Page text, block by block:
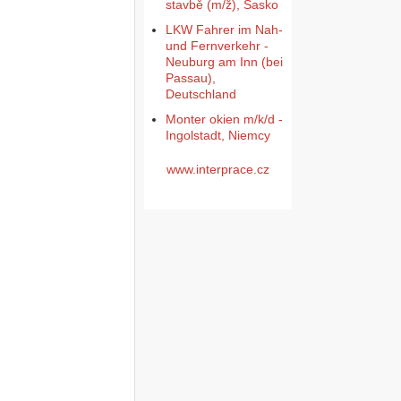
stavbě (m/ž), Sasko
LKW Fahrer im Nah-
und Fernverkehr -
Neuburg am Inn (bei
Passau),
Deutschland
Monter okien m/k/d -
Ingolstadt, Niemcy
www.interprace.cz